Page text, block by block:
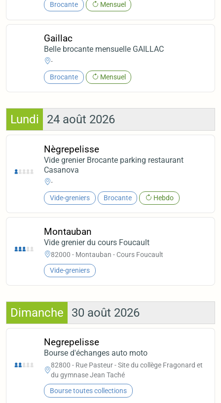
Brocante Mensuel
Gaillac
Belle brocante mensuelle GAILLAC
-
Brocante Mensuel
Lundi 24 août 2026
Nègrepelisse
Vide grenier Brocante parking restaurant
Casanova
-
Vide-greniers Brocante Hebdo
Montauban
Vide grenier du cours Foucault
82000 - Montauban - Cours Foucault
Vide-greniers
Dimanche 30 août 2026
Negrepelisse
Bourse d'échanges auto moto
82800 - Rue Pasteur - Site du collège Fragonard et
du gymnase Jean Taché
Bourse toutes collections